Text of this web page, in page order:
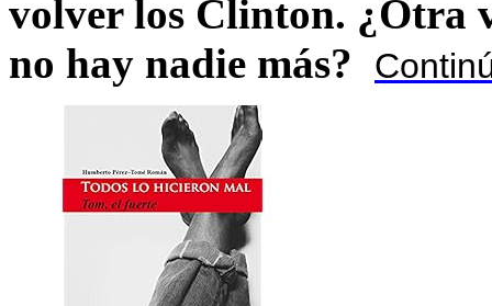
volver los Clinton. ¿Otra
no hay nadie más?